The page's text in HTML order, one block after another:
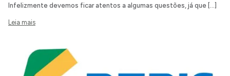
Infelizmente devemos ficar atentos a algumas questões, já que […]
Leia mais